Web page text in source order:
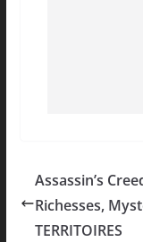
Assassin’s
Richesses,
TERRITOIRES